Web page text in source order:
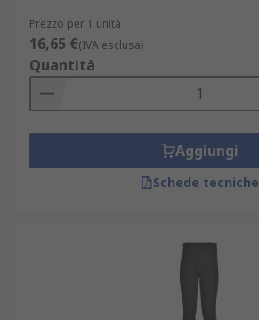
Prezzo per 1 unità
16,65 €(IVA esclusa)
Quantità
Aggiungi
Schede tecniche